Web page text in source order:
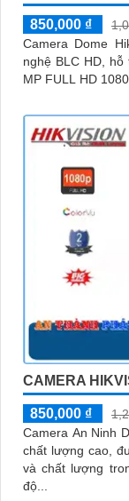
850,000 ₫
Camera Dome
nghệ BLC HD,
MP FULL HD
CAMERA
850,000 ₫
Camera An Ninh
chất lượng cao,
và chất lượng
độ...